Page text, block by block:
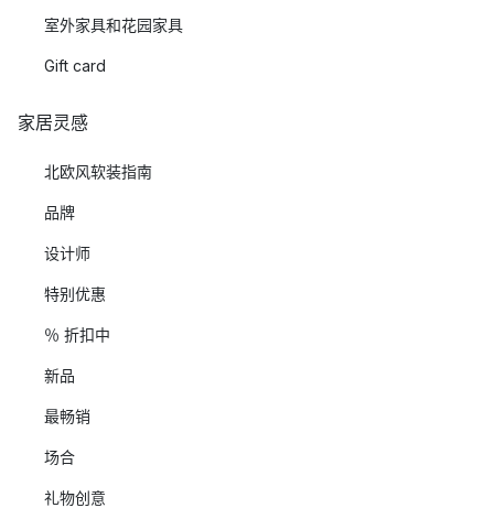
室外家具和花园家具
Gift card
家居灵感
北欧风软装指南
品牌
设计师
特别优惠
％ 折扣中
新品
最畅销
场合
礼物创意